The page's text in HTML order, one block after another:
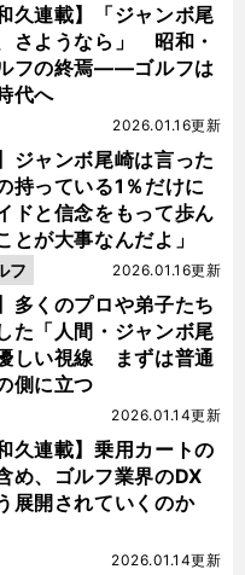
久連載】「ジャンボ尾
さようなら」 昭和・
フの終焉――ゴルフは
代へ
ジャンボ尾崎は言った
持っている1％だけに
ドと信念をもって歩ん
とが大事なんだよ」
2026.01.16更新
多くのプロや弟子たち
た「人間・ジャンボ尾
しい視線 まずは普通
側に立つ
2026.01.16更新
フ
久連載】乗用カートの
め、ゴルフ業界のDX
展開されていくのか
2026.01.14更新
2026.01.14更新